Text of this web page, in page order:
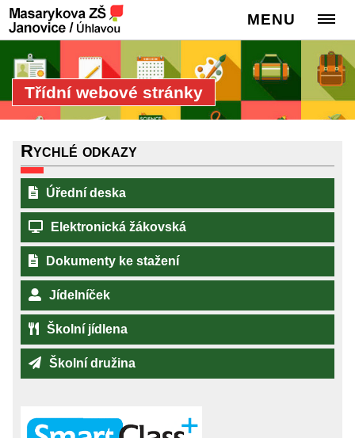
MENU
Třídní webové stránky
Rychlé odkazy
Úřední deska
Elektronická žákovská
Dokumenty ke stažení
Jídelníček
Školní jídlena
Školní družina